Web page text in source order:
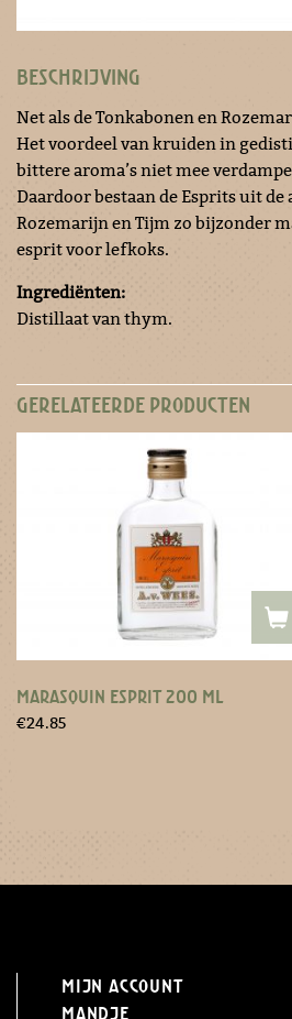
BESCHRIJVING
Net als de Tonkabonen en
Het voordeel van kruiden in
bittere aroma’s niet mee
Daardoor bestaan de Esprits uit
Rozemarijn en Tijm zo bijzonder
esprit voor lefkoks.
Ingrediënten:
Distillaat van thym.
GERELATEERDE PRODUCTEN
MARASQUIN ESPRIT 200 ML
€24.85
Mijn Account
Mandje